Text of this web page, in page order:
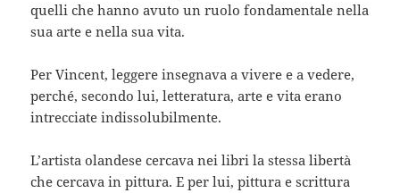
quelli che hanno avuto un ruolo fondamentale nella
sua arte e nella sua vita.
Per Vincent, leggere insegnava a vivere e a vedere,
perché, secondo lui, letteratura, arte e vita erano
intrecciate indissolubilmente.
L’artista olandese cercava nei libri la stessa libertà
che cercava in pittura. E per lui, pittura e scrittura